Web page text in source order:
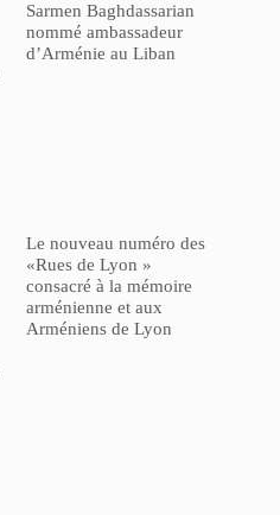
Sarmen Baghdassarian
nommé ambassadeur
d’Arménie au Liban
Le nouveau numéro des
«Rues de Lyon »
consacré à la mémoire
arménienne et aux
Arméniens de Lyon